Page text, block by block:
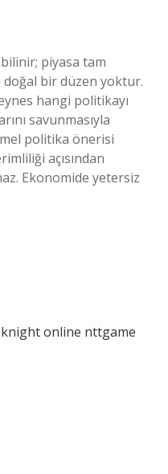
piyasa tam
bir düzen yoktur.
hangi politikayı
savunmasıyla
politika önerisi
açısından
Ekonomide yetersiz
knight online nttgame